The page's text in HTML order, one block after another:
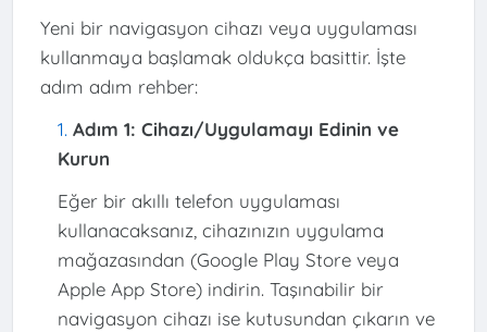
Yeni bir navigasyon cihazı veya uygulaması
kullanmaya başlamak oldukça basittir. İşte
adım adım rehber:
Adım 1: Cihazı/Uygulamayı Edinin ve
Kurun
Eğer bir akıllı telefon uygulaması
kullanacaksanız, cihazınızın uygulama
mağazasından (Google Play Store veya
Apple App Store) indirin. Taşınabilir bir
navigasyon cihazı ise kutusundan çıkarın ve